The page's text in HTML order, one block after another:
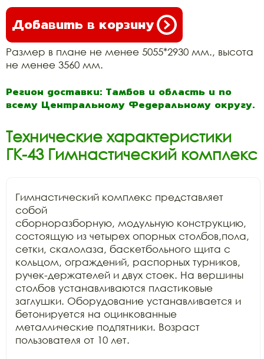
Добавить в корзину
Размер в плане не менее 5055*2930 мм., высота
не менее 3560 мм.
Регион доставки: Тамбов и область и по
всему Центральному Федеральному округу.
Технические характеристики
ГК-43 Гимнастический комплекс
Гимнастический комплекс представляет
собой
сборноразборную, модульную конструкцию,
состоящую из четырех опорных столбов,пола,
сетки, скалолаза, баскетбольного щита с
кольцом, ограждений, распорных турников,
ручек-держателей и двух стоек. На вершины
столбов устанавливаются пластиковые
заглушки. Оборудование устанавливается и
бетонируется на оцинкованные
металлические подпятники. Возраст
пользователя от 10 лет.